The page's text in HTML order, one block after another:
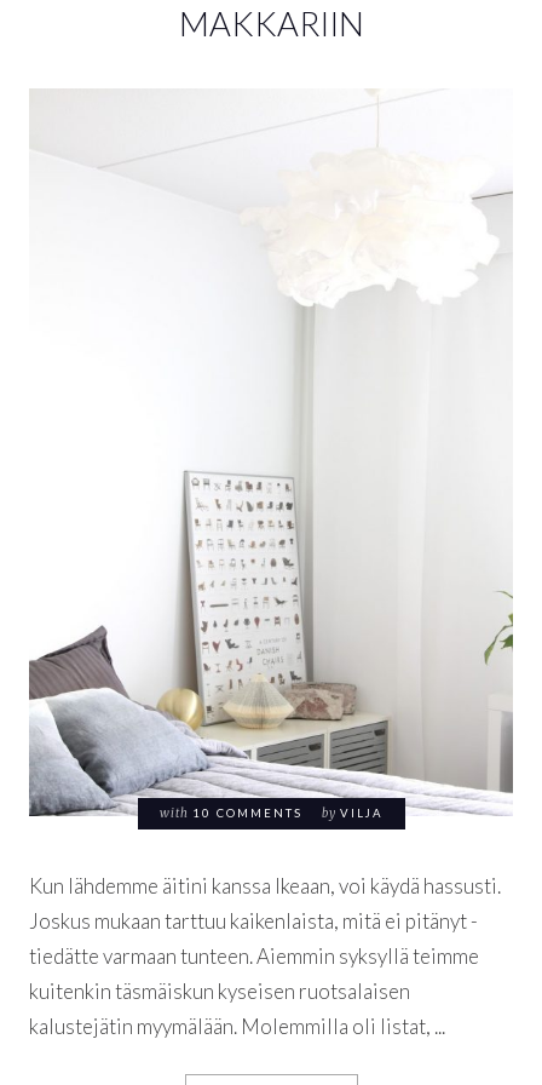
MAKKARIIN
with 10 COMMENTS by VILJA
Kun lähdemme äitini kanssa Ikeaan, voi käydä hassusti.
Joskus mukaan tarttuu kaikenlaista, mitä ei pitänyt -
tiedätte varmaan tunteen. Aiemmin syksyllä teimme
kuitenkin täsmäiskun kyseisen ruotsalaisen
kalustejätin myymälään. Molemmilla oli listat, ...